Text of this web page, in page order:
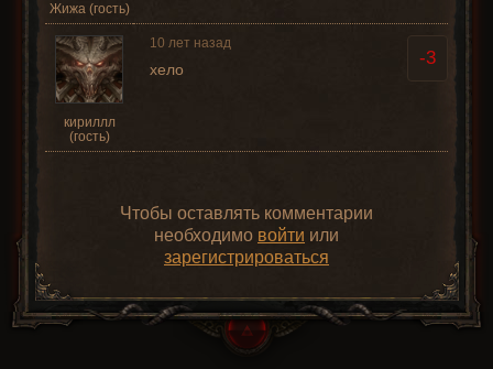
Жижа (гость)
кириллл
(гость)
-3
10 лет назад
хело
Чтобы оставлять комментарии
необходимо войти или
зарегистрироваться